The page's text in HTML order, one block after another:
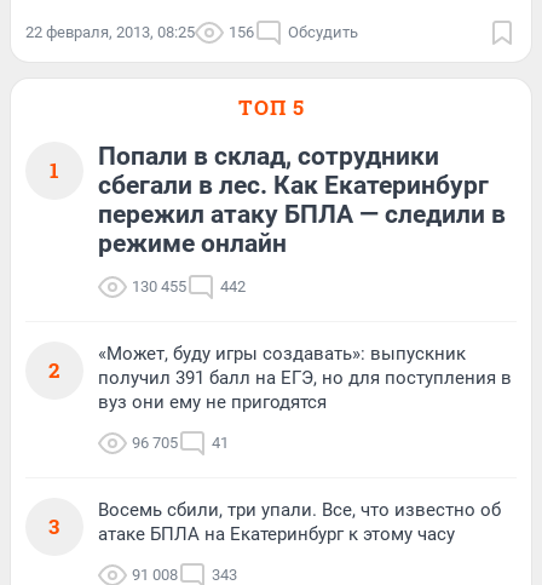
22 февраля, 2013, 08:25 156 Обсудить
ТОП 5
1
Попали в склад, сотрудники
сбегали в лес. Как Екатеринбург
пережил атаку БПЛА — следили в
режиме онлайн
130 455 442
2
«Может, буду игры создавать»: выпускник
получил 391 балл на ЕГЭ, но для поступления в
вуз они ему не пригодятся
96 705 41
3
Восемь сбили, три упали. Все, что известно об
атаке БПЛА на Екатеринбург к этому часу
91 008 343